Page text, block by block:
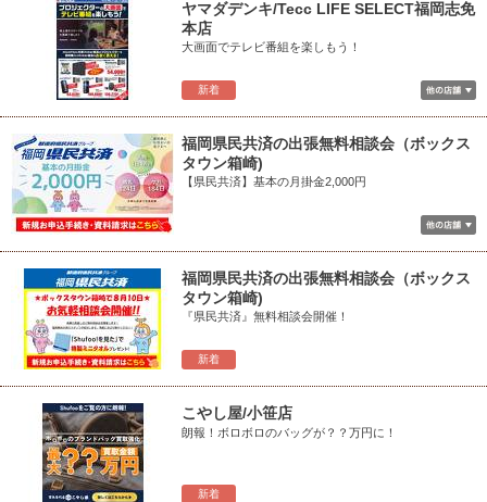
新着
ヤマダデンキ/Tecc LIFE SELECT福岡志免
本店
大画面でテレビ番組を楽しもう！
福岡県民共済の出張無料相談会（ボックス
タウン箱崎)
【県民共済】基本の月掛金2,000円
新着
福岡県民共済の出張無料相談会（ボックス
タウン箱崎)
『県民共済』無料相談会開催！
新着
こやし屋/小笹店
朗報！ボロボロのバッグが？？万円に！